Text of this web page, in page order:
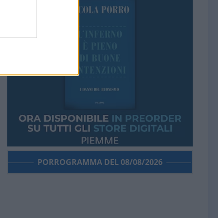
PORROGRAMMA DEL 08/08/2026